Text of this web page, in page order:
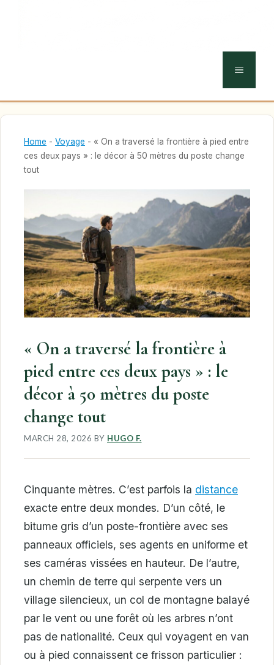
MENU
Home - Voyage - « On a traversé la frontière à pied entre
ces deux pays » : le décor à 50 mètres du poste change
tout
« On a traversé la frontière à
pied entre ces deux pays » : le
décor à 50 mètres du poste
change tout
MARCH 28, 2026 BY HUGO F.
Cinquante mètres. C’est parfois la distance
exacte entre deux mondes. D’un côté, le
bitume gris d’un poste-frontière avec ses
panneaux officiels, ses agents en uniforme et
ses caméras vissées en hauteur. De l’autre,
un chemin de terre qui serpente vers un
village silencieux, un col de montagne balayé
par le vent ou une forêt où les arbres n’ont
pas de nationalité. Ceux qui voyagent en van
ou à pied connaissent ce frisson particulier :